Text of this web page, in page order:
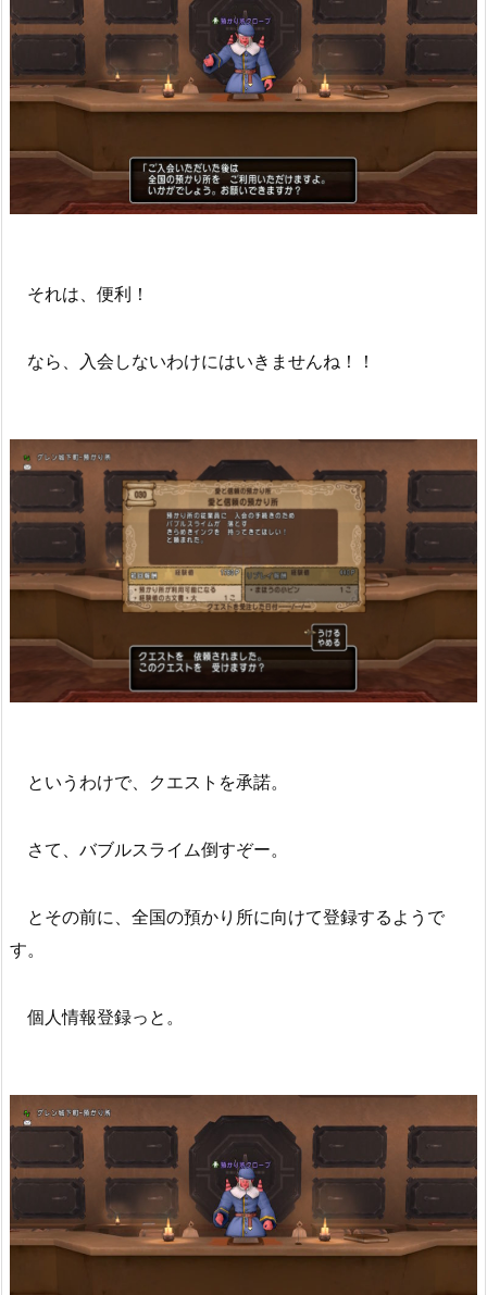
それは、便利！
なら、入会しないわけにはいきませんね！！
というわけで、クエストを承諾。
さて、バブルスライム倒すぞー。
とその前に、全国の預かり所に向けて登録するようで
す。
個人情報登録っと。